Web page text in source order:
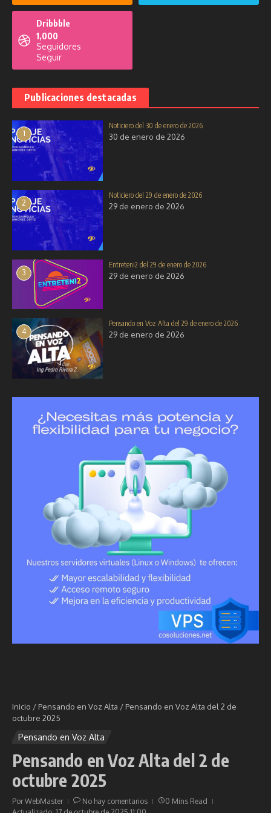
de 2025
4 de septiembre de 2025
Noticiero del 16 de diciembre de
2025
16 de diciembre de 2025
Pensando en Voz Alta del 23 de
diciembre de 2025
Dribbble
1,000
Seguidores
Seguir
Publicaciones destacadas
1
Noticiero del 30 de enero de 2026
30 de enero de 2026
2
Noticiero del 29 de enero de 2026
29 de enero de 2026
3
Entreteni2 del 29 de enero de 2026
29 de enero de 2026
4
Pensando en Voz Alta del 29 de enero de 2026
29 de enero de 2026
Inicio / Pensando en Voz Alta / Pensando en Voz Alta del 2 de
octubre 2025
Pensando en Voz Alta
Pensando en Voz Alta del 2 de
octubre 2025
PorWebMaster No hay comentarios
0 Mins Read